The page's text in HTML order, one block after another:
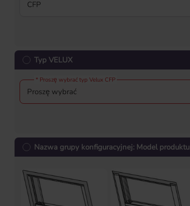
Typ VELUX
* Proszę wybrać typ Velux CFP
Nazwa grupy konfiguracyjnej: Model produktu